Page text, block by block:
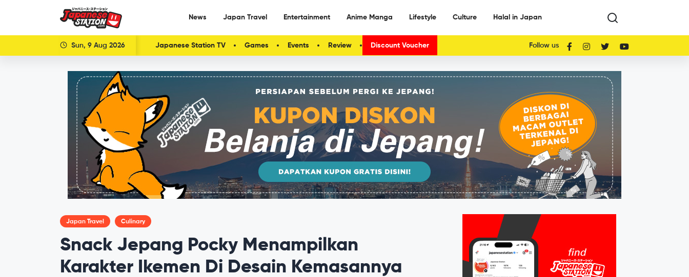
News Japan Travel Entertainment Anime Manga Lifestyle Culture Halal in Japan
Sun, 9 Aug 2026 Japanese Station TV Games Events Review Discount Voucher Follow us
Japan Travel Culinary
Snack Jepang Pocky Menampilkan
Karakter Ikemen Di Desain Kemasannya